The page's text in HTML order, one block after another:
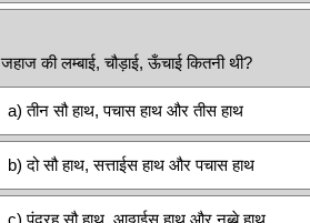
जहाज की लम्बाई, चौड़ाई, ऊँचाई कितनी थी?
a) तीन सौ हाथ, पचास हाथ और तीस हाथ
b) दो सौ हाथ, सत्ताईस हाथ और पचास हाथ
c) पंद्रह सौ हाथ, आठ्ठाईस हाथ और नब्बे हाथ